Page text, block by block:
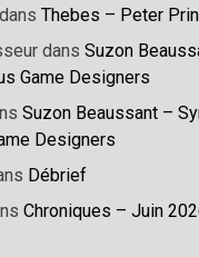
dans Thebes – Peter
dans Suzon
Game Designers
Suzon Beaussant –
Designers
Débrief
Chroniques – Juin